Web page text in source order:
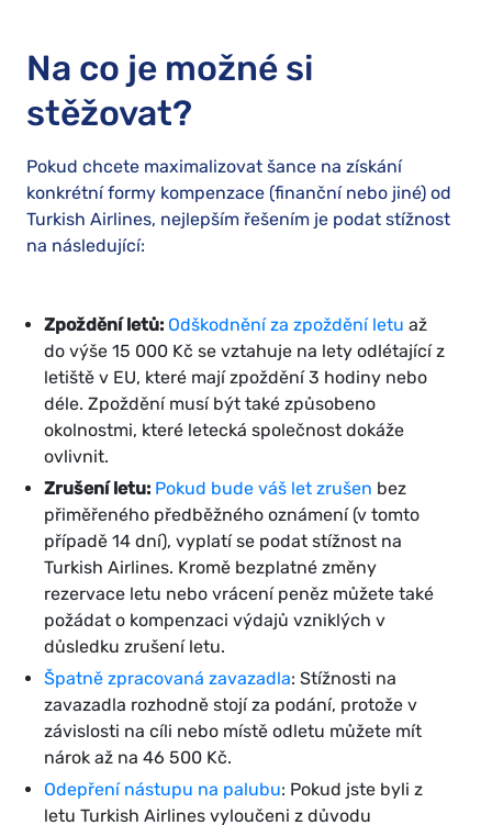
Na co je možné si
stěžovat?
Pokud chcete maximalizovat šance na získání
konkrétní formy kompenzace (finanční nebo jiné) od
Turkish Airlines, nejlepším řešením je podat stížnost
na následující:
Zpoždění letů: Odškodnění za zpoždění letu až
do výše 15 000 Kč se vztahuje na lety odlétající z
letiště v EU, které mají zpoždění 3 hodiny nebo
déle. Zpoždění musí být také způsobeno
okolnostmi, které letecká společnost dokáže
ovlivnit.
Zrušení letu: Pokud bude váš let zrušen bez
přiměřeného předběžného oznámení (v tomto
případě 14 dní), vyplatí se podat stížnost na
Turkish Airlines. Kromě bezplatné změny
rezervace letu nebo vrácení peněz můžete také
požádat o kompenzaci výdajů vzniklých v
důsledku zrušení letu.
Špatně zpracovaná zavazadla: Stížnosti na
zavazadla rozhodně stojí za podání, protože v
závislosti na cíli nebo místě odletu můžete mít
nárok až na 46 500 Kč.
Odepření nástupu na palubu: Pokud jste byli z
letu Turkish Airlines vyloučeni z důvodu